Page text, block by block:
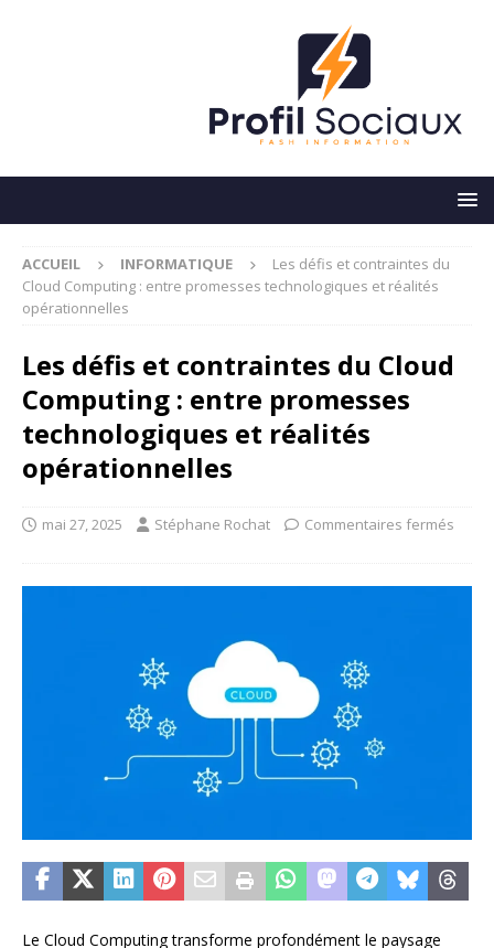
ACCUEIL INFORMATIQUE
Les défis et contraintes du
Cloud Computing : entre promesses technologiques et réalités
opérationnelles
Les défis et contraintes du Cloud
Computing : entre promesses
technologiques et réalités
opérationnelles
mai 27, 2025 Stéphane Rochat Commentaires fermés
Le Cloud Computing transforme profondément le paysage